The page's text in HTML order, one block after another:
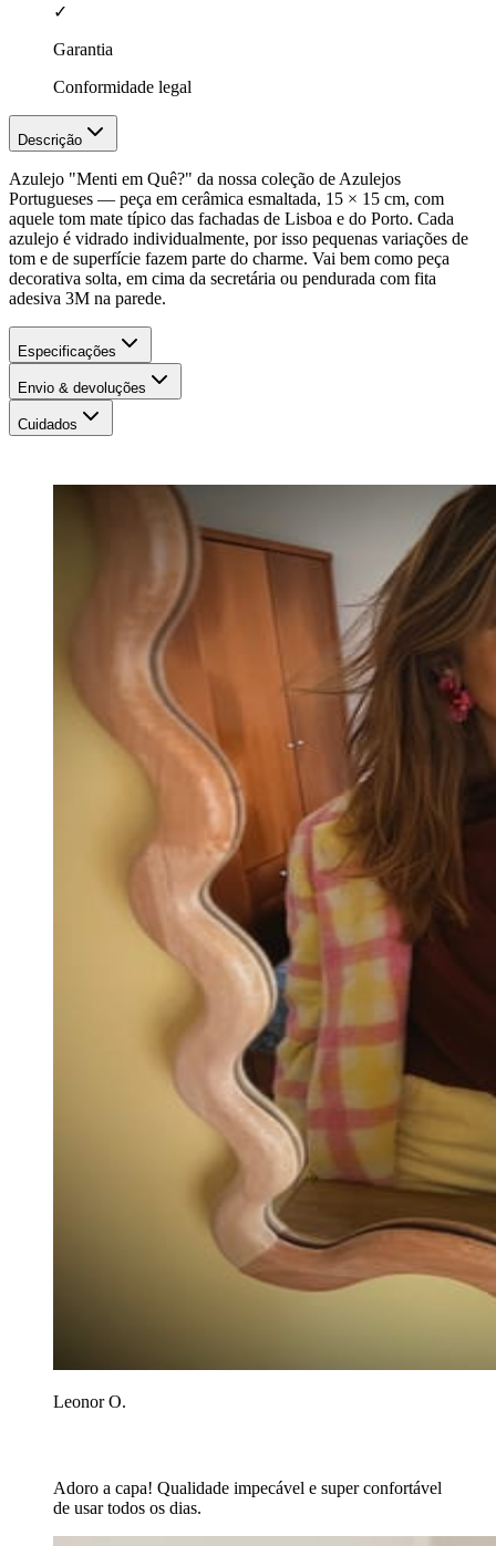
✓
Garantia
Conformidade legal
Descrição
Azulejo "Menti em Quê?" da nossa coleção de Azulejos
Portugueses — peça em cerâmica esmaltada, 15 × 15 cm, com
aquele tom mate típico das fachadas de Lisboa e do Porto. Cada
azulejo é vidrado individualmente, por isso pequenas variações de
tom e de superfície fazem parte do charme. Vai bem como peça
decorativa solta, em cima da secretária ou pendurada com fita
adesiva 3M na parede.
Especificações
Envio & devoluções
Cuidados
Leonor O.
Adoro a capa! Qualidade impecável e super confortável
de usar todos os dias.